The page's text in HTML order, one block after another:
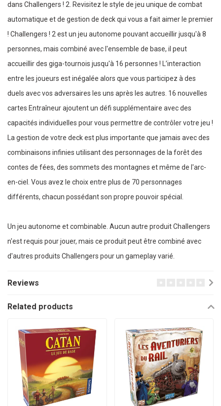
dans Challengers ! 2. Revisitez le style de jeu unique de combat
automatique et de gestion de deck qui vous a fait aimer le premier
! Challengers ! 2 est un jeu autonome pouvant accueillir jusqu'à 8
personnes, mais combiné avec l'ensemble de base, il peut
accueillir des giga-tournois jusqu'à 16 personnes ! L’interaction
entre les joueurs est inégalée alors que vous participez à des
duels avec vos adversaires les uns après les autres. 16 nouvelles
cartes Entraîneur ajoutent un défi supplémentaire avec des
capacités individuelles pour vous permettre de contrôler votre jeu !
La gestion de votre deck est plus importante que jamais avec des
combinaisons infinies utilisant des personnages de la forêt des
contes de fées, des sommets des montagnes et même de l'arc-
en-ciel. Vous avez le choix entre plus de 70 personnages
différents, chacun possédant son propre pouvoir spécial.
Un jeu autonome et combinable. Aucun autre produit Challengers
n'est requis pour jouer, mais ce produit peut être combiné avec
d'autres produits Challengers pour un gameplay varié.
Reviews
Related products